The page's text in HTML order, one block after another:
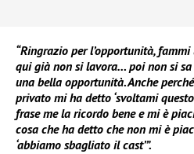
“Ringrazio per l’opportunità, fammi
qui già non si lavora… poi non si sa
una bella opportunità. Anche
privato mi ha detto ‘svoltami questo
frase me la ricordo bene e mi è
cosa che ha detto che non mi è
‘abbiamo sbagliato il cast’”.